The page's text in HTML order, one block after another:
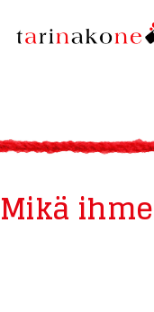
Mikä
TARINAKONE